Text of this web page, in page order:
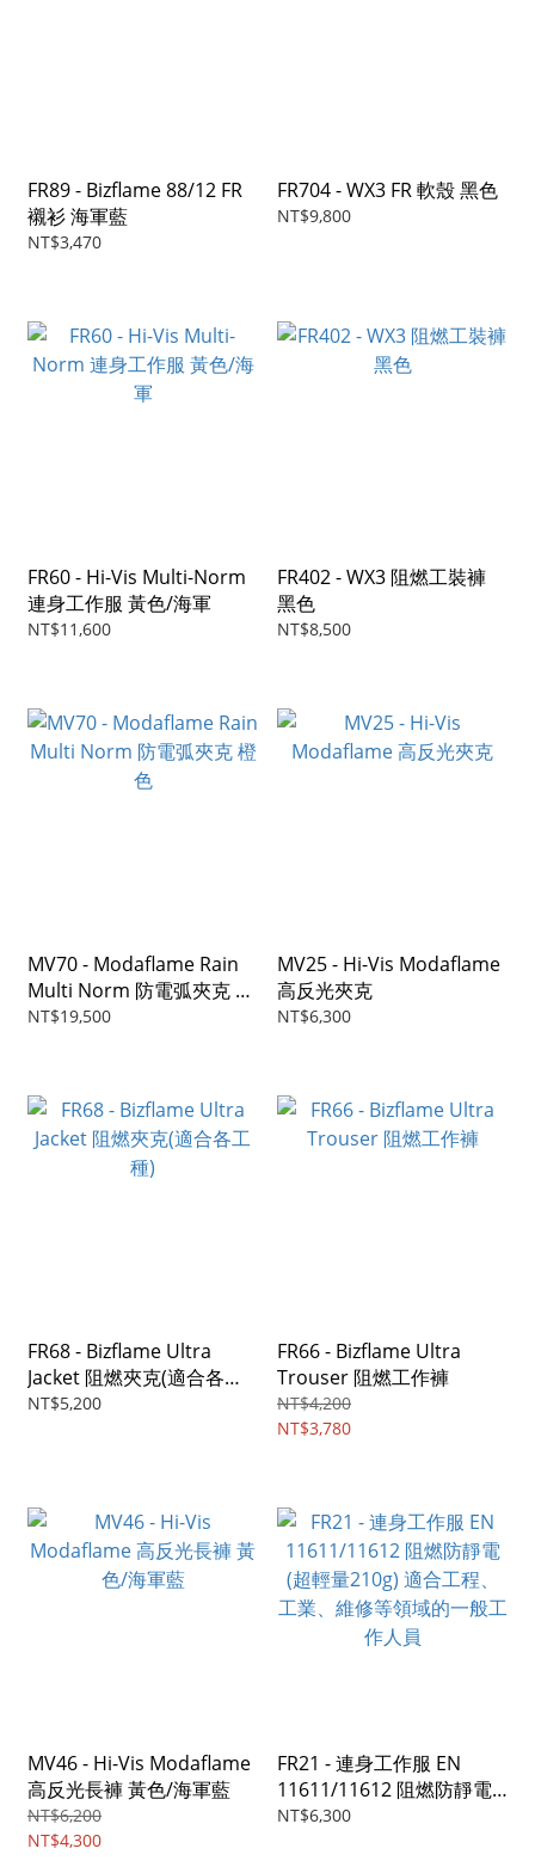
FR89 - Bizflame 88/12 FR
襯衫 海軍藍
NT$3,470
FR704 - WX3 FR 軟殼 黑色
NT$9,800
FR60 - Hi-Vis Multi-Norm
連身工作服 黃色/海軍
NT$11,600
FR402 - WX3 阻燃工裝褲
黑色
NT$8,500
MV70 - Modaflame Rain
Multi Norm 防電弧夾克 橙
色
NT$19,500
MV25 - Hi-Vis Modaflame
高反光夾克
NT$6,300
FR68 - Bizflame Ultra
Jacket 阻燃夾克(適合各工
種)
NT$5,200
FR66 - Bizflame Ultra
Trouser 阻燃工作褲
NT$4,200
NT$3,780
MV46 - Hi-Vis Modaflame
高反光長褲 黃色/海軍藍
NT$6,200
NT$4,300
FR21 - 連身工作服 EN
11611/11612 阻燃防靜電
(超輕量210g) 適合工程、
NT$6,300